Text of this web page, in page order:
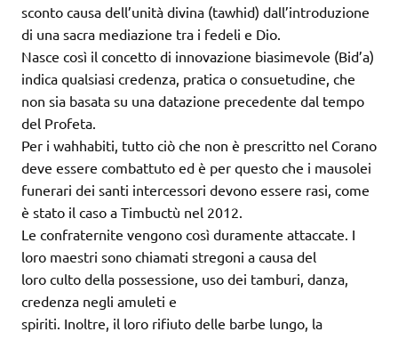
sconto causa dell’unità divina (tawhid) dall’introduzione
di una sacra mediazione tra i fedeli e Dio.
Nasce così il concetto di innovazione biasimevole (Bid’a)
indica qualsiasi credenza, pratica o consuetudine, che
non sia basata su una datazione precedente dal tempo
del Profeta.
Per i wahhabiti, tutto ciò che non è prescritto nel Corano
deve essere combattuto ed è per questo che i mausolei
funerari dei santi intercessori devono essere rasi, come
è stato il caso a Timbuctù nel 2012.
Le confraternite vengono così duramente attaccate. I
loro maestri sono chiamati stregoni a causa del
loro culto della possessione, uso dei tamburi, danza,
credenza negli amuleti e
spiriti. Inoltre, il loro rifiuto delle barbe lungo, la